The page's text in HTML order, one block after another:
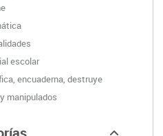
encuaderna, destruye
manipulados
escolar
encuaderna, destruye
manipulados